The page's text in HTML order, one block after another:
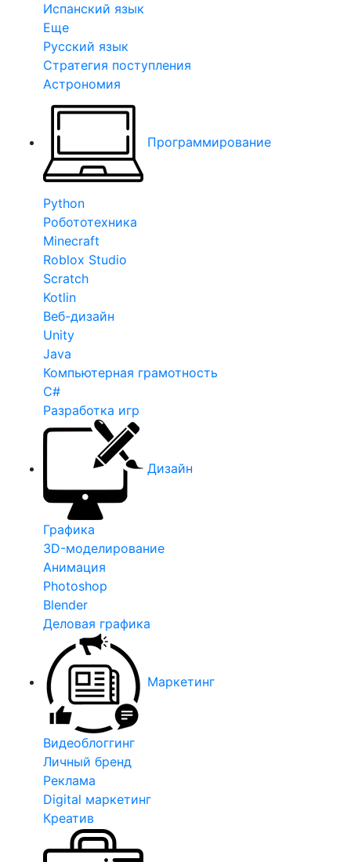
Испанский язык
Еще
Русский язык
Стратегия поступления
Астрономия
Программирование
Python
Робототехника
Minecraft
Roblox Studio
Scratch
Kotlin
Веб-дизайн
Unity
Java
Компьютерная грамотность
C#
Разработка игр
Дизайн
Графика
3D-моделирование
Анимация
Photoshop
Blender
Деловая графика
Маркетинг
Видеоблоггинг
Личный бренд
Реклама
Digital маркетинг
Креатив